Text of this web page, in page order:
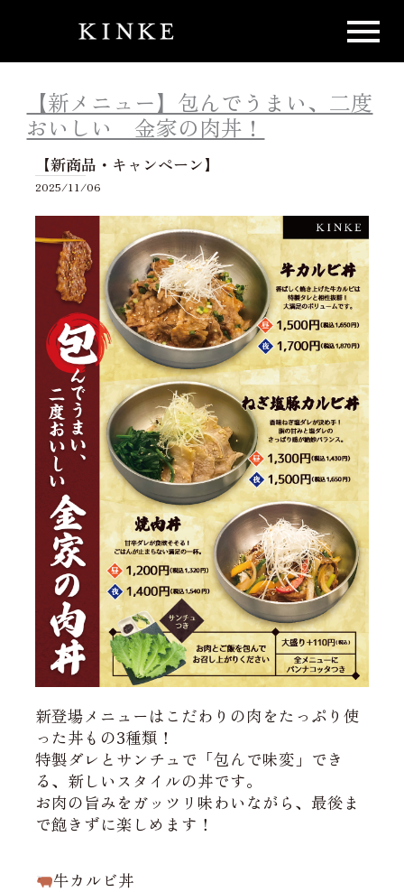
【新メニュー】包んでうまい、二度
おいしい 金家の肉丼！
【新商品・キャンペーン】
2025/11/06
新登場メニューはこだわりの肉をたっぷり使
った丼もの3種類！
特製ダレとサンチュで「包んで味変」でき
る、新しいスタイルの丼です。
お肉の旨みをガッツリ味わいながら、最後ま
で飽きずに楽しめます！
牛カルビ丼